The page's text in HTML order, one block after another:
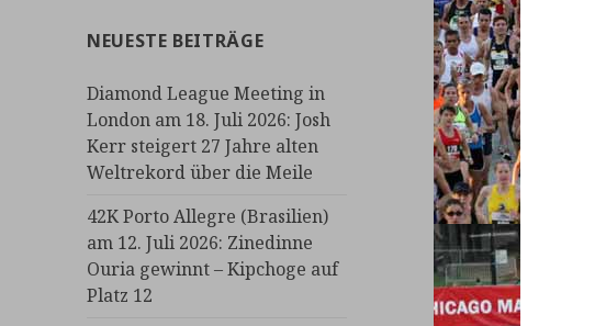
NEUESTE BEITRÄGE
Diamond League Meeting in
London am 18. Juli 2026: Josh
Kerr steigert 27 Jahre alten
Weltrekord über die Meile
42K Porto Allegre (Brasilien)
am 12. Juli 2026: Zinedinne
Ouria gewinnt – Kipchoge auf
Platz 12